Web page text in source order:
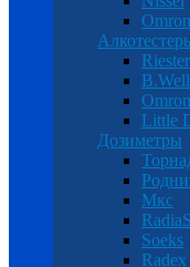
Omron
Riester
B.Well
Omron
Little
Дозиметры
Мкс
Soeks
Radex